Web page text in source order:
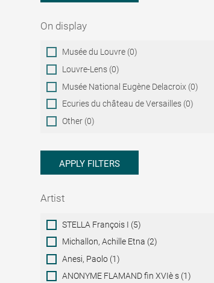
On display
On
display
Musée du Louvre (0)
Louvre-Lens (0)
Musée National Eugène Delacroix (0)
Ecuries du château de Versailles (0)
Other (0)
APPLY FILTERS
Artist
ArtistSTELLA François I (5)
Michallon, Achille Etna (2)
Anesi, Paolo (1)
ANONYME FLAMAND fin XVIè s (1)